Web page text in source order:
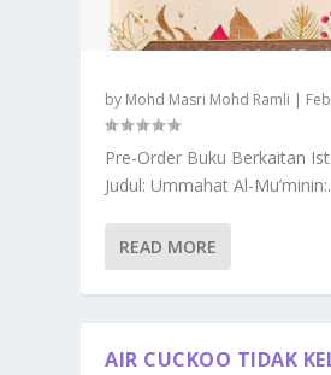
by Mohd Masri Mohd Ramli |
Pre-Order Buku Berkaitan
Judul: Ummahat Al-
READ MORE
AIR CUCKOO TIDAK